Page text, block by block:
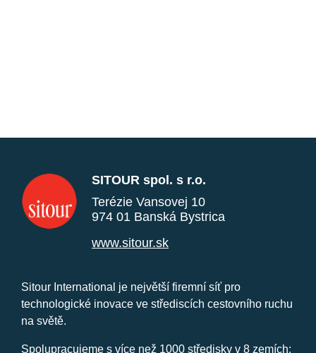
SITOUR spol. s r.o.
Terézie Vansovej 10
974 01 Banská Bystrica
www.sitour.sk
Sitour International je největší firemní síť pro
technologické inovace ve střediscích cestovního ruchu
na světě.
Spolupracujeme s více než 1000 středisky v 8 zemích: